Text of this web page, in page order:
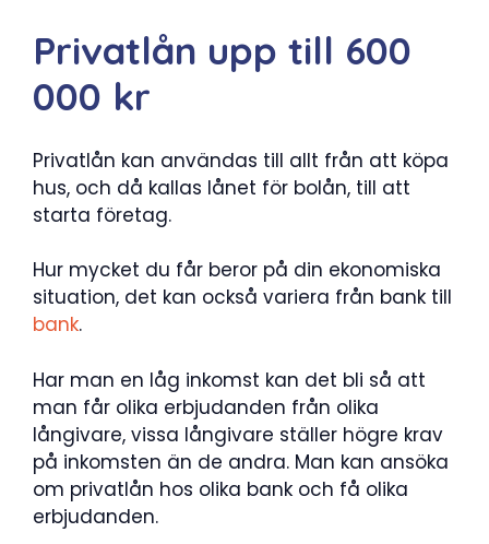
Privatlån upp till 600
000 kr
Privatlån kan användas till allt från att köpa
hus, och då kallas lånet för bolån, till att
starta företag.
Hur mycket du får beror på din ekonomiska
situation, det kan också variera från bank till
bank.
Har man en låg inkomst kan det bli så att
man får olika erbjudanden från olika
långivare, vissa långivare ställer högre krav
på inkomsten än de andra. Man kan ansöka
om privatlån hos olika bank och få olika
erbjudanden.